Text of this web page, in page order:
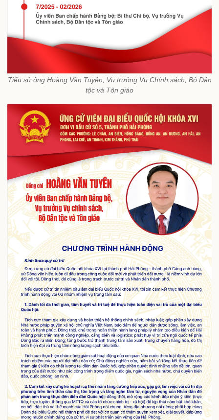
Tiểu sử ông Hoàng Văn Tuyên, Vụ trưởng Vụ Chính sách, Bộ Dân
tộc và Tôn giáo